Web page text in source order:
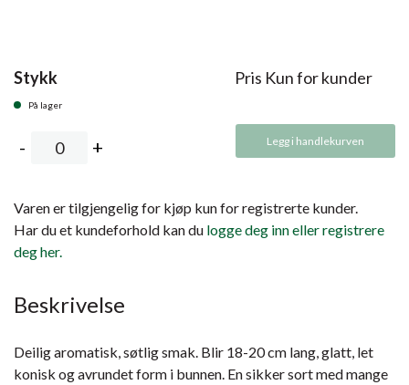
Stykk
På lager
Pris Kun for kunder
Legg i handlekurven
Varen er tilgjengelig for kjøp kun for registrerte kunder.
Har du et kundeforhold kan du logge deg inn eller registrere
deg her.
Beskrivelse
Deilig aromatisk, søtlig smak. Blir 18-20 cm lang, glatt, let
konisk og avrundet form i bunnen. En sikker sort med mange